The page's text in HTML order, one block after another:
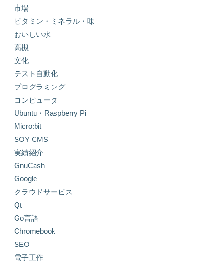
市場
ビタミン・ミネラル・味
おいしい水
高槻
文化
テスト自動化
プログラミング
コンピュータ
Ubuntu・Raspberry Pi
Micro:bit
SOY CMS
実績紹介
GnuCash
Google
クラウドサービス
Qt
Go言語
Chromebook
SEO
電子工作